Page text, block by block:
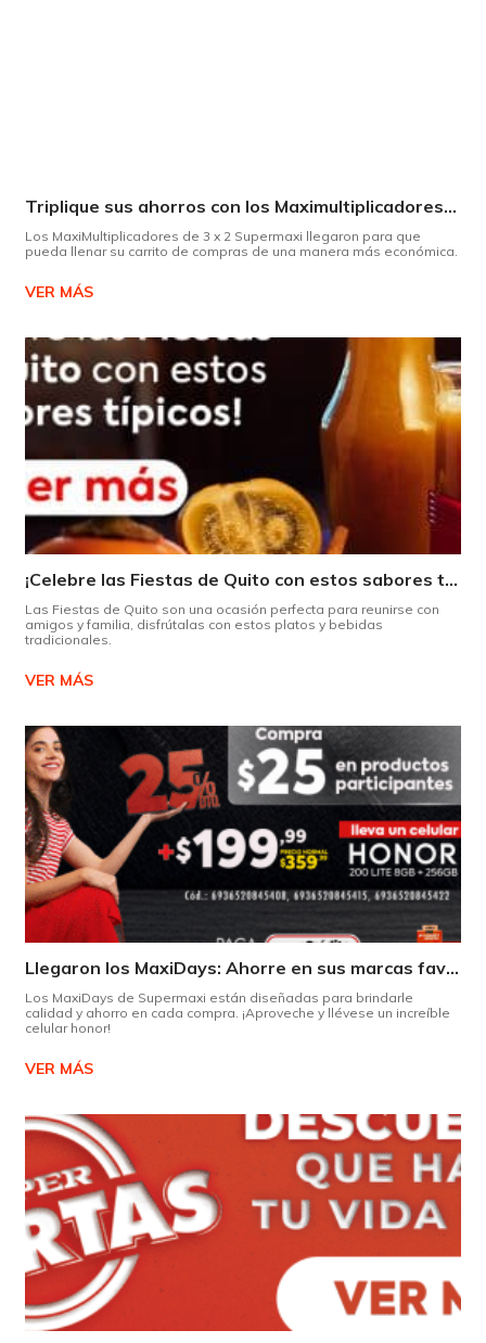
Triplique sus ahorros con los Maximultiplicadores de Supermaxi
Los MaxiMultiplicadores de 3 x 2 Supermaxi llegaron para que
pueda llenar su carrito de compras de una manera más económica.
VER MÁS
¡Celebre las Fiestas de Quito con estos sabores típicos!
Las Fiestas de Quito son una ocasión perfecta para reunirse con
amigos y familia, disfrútalas con estos platos y bebidas
tradicionales.
VER MÁS
Llegaron los MaxiDays: Ahorre en sus marcas favoritas
Los MaxiDays de Supermaxi están diseñadas para brindarle
calidad y ahorro en cada compra. ¡Aproveche y llévese un increíble
celular honor!
VER MÁS